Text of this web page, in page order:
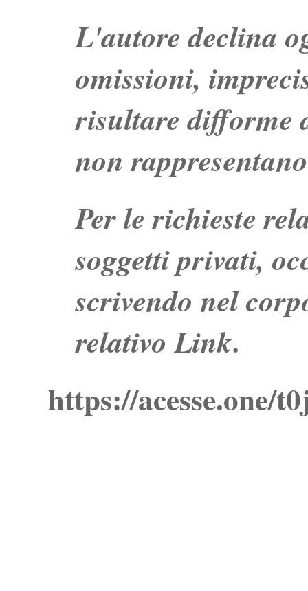
L'autore declina
omissioni,
risultare difforme
non
Per le richieste
soggetti privati,
scrivendo nel
relativo Link.
https://acesse.one/